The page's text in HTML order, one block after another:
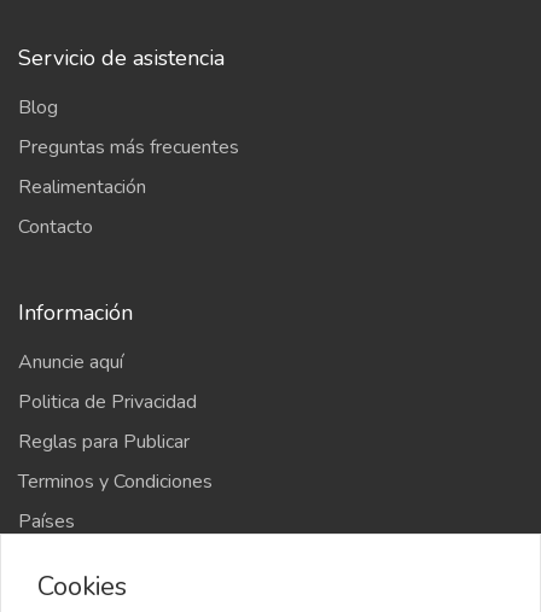
Servicio de asistencia
Blog
Preguntas más frecuentes
Realimentación
Contacto
Información
Anuncie aquí
Politica de Privacidad
Reglas para Publicar
Terminos y Condiciones
Países
Cookies